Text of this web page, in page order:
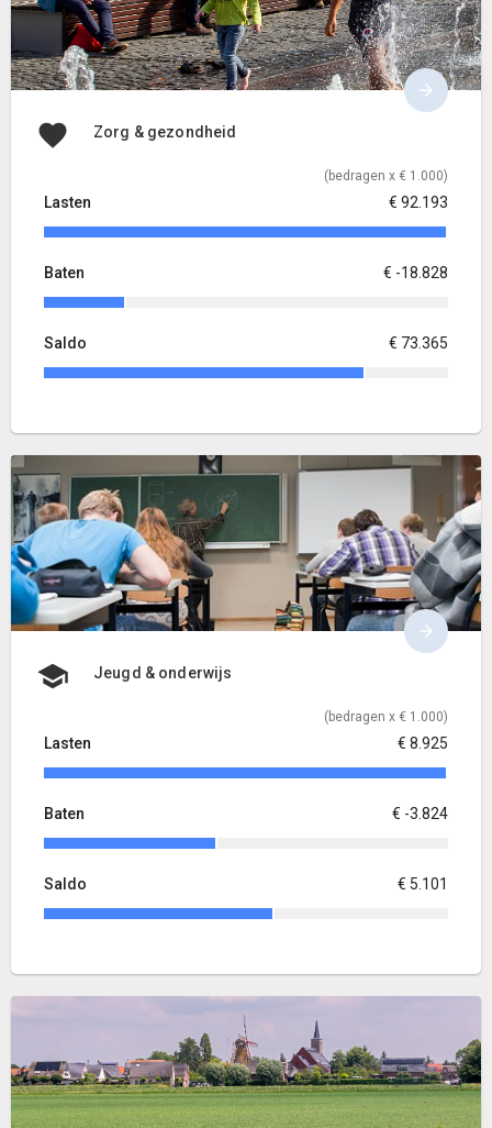
Zorg & gezondheid
(bedragen x € 1.000)
Lasten € 92.193
Baten € -18.828
Saldo € 73.365
Jeugd & onderwijs
(bedragen x € 1.000)
Lasten € 8.925
Baten € -3.824
Saldo € 5.101